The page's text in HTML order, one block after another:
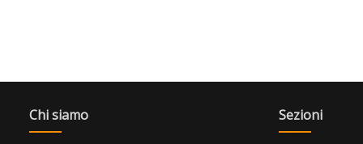
Chi siamo Sezioni